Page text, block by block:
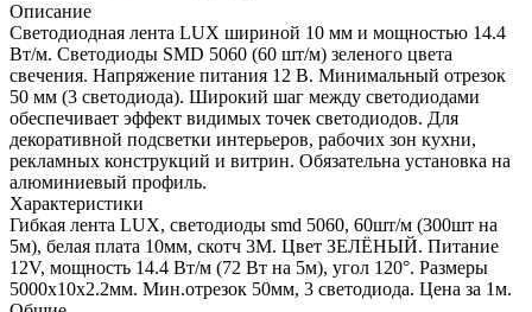
Описание
Светодиодная лента LUX шириной 10 мм и мощностью 14.4
Вт/м. Светодиоды SMD 5060 (60 шт/м) зеленого цвета
свечения. Напряжение питания 12 В. Минимальный отрезок
50 мм (3 светодиода). Широкий шаг между светодиодами
обеспечивает эффект видимых точек светодиодов. Для
декоративной подсветки интерьеров, рабочих зон кухни,
рекламных конструкций и витрин. Обязательна установка на
алюминиевый профиль.
Характеристики
Гибкая лента LUX, светодиоды smd 5060, 60шт/м (300шт на
5м), белая плата 10мм, скотч 3М. Цвет ЗЕЛЁНЫЙ. Питание
12V, мощность 14.4 Вт/м (72 Вт на 5м), угол 120°. Размеры
5000х10x2.2мм. Мин.отрезок 50мм, 3 светодиода. Цена за 1м.